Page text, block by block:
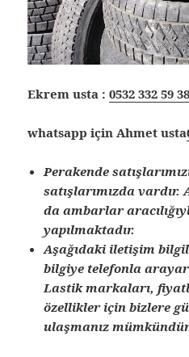
Ekrem usta :0532 332 59 38
whatsapp için Ahmet usta
Perakende
satışlarımızda vardır.
da ambarlar
yapılmaktadır.
Aşağıdaki iletişim
bilgiye telefonla
Lastik markaları,
özellikler için bizlere
ulaşmanız